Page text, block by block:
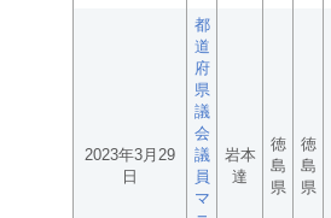
2023年3月29
日
都
道
府
県
議
会
議
員
マ
岩本
達
徳
島
県
徳
島
県